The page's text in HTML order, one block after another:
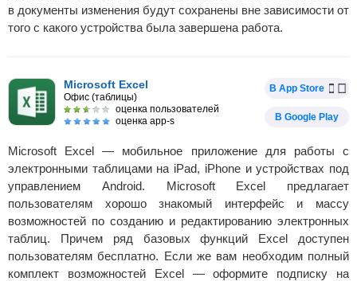
в документы изменения будут сохранены вне зависимости от
того с какого устройства была завершена работа.
Microsoft Excel
Офис (таблицы)
оценка пользователей
оценка app-s
В App Store
В Google Play
Microsoft Excel — мобильное приложение для работы с
электронными таблицами на iPad, iPhone и устройствах под
управлением Android. Microsoft Excel предлагает
пользователям хорошо знакомый интерфейс и массу
возможностей по созданию и редактированию электронных
таблиц. Причем ряд базовых функций Excel доступен
пользователям бесплатно. Если же вам необходим полный
комплект возможностей Excel — оформите подписку на